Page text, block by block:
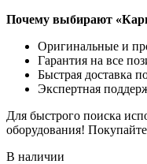
Почему выбирают
Оригинальные и
Гарантия на все
Быстрая доставка
Экспертная
Для быстрого поиска
оборудования!
В наличии